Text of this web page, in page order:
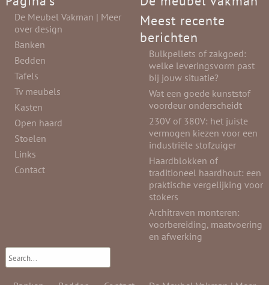
De Meubel Vakman | Meer
over design
Banken
Bedden
Tafels
Tv meubels
Kasten
Open haard
Stoelen
Links
Contact
Meest recente
berichten
Bulkpellets of zakgoed:
welke leveringsvorm past
bij jouw situatie?
Wat een goede kunststof
voordeur onderscheidt
230V of 380V: het juiste
vermogen kiezen voor een
industriële stofzuiger
Haardblokken of
traditioneel haardhout: een
praktische vergelijking voor
stokers
Architraven monteren:
voorbereiding, maatvoering
en afwerking